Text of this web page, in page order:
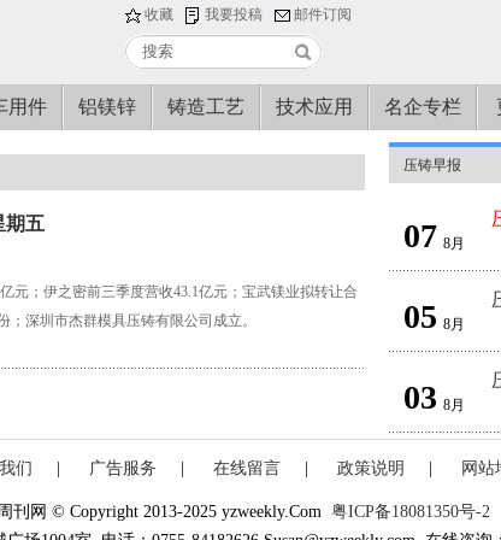
收藏 我要投稿 邮件订阅
用件 铝镁锌 铸造工艺 技术应用 名企专栏
期五
元；伊之密前三季度营收43.1亿元；宝武镁业拟转让合
；深圳市杰群模具压铸有限公司成立。
压铸早报
07 8月
05 8月
03 8月
们 广告服务 在线留言 政策说明 网站
刊网 © Copyright 2013-2025 yzweekly.Com 粤ICP备18081350号-2